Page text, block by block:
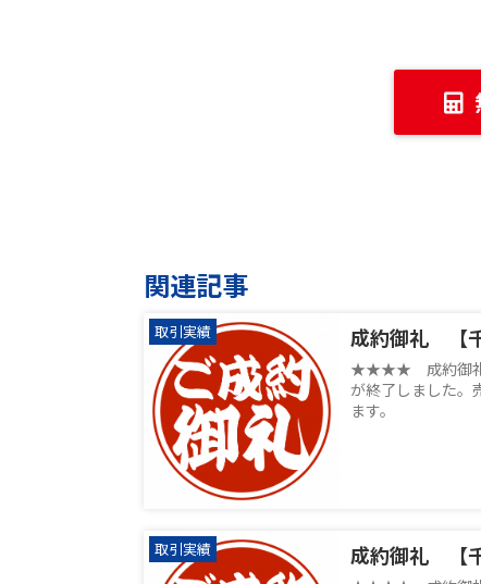
関連記事
取引実績 成約御礼 【
★★★★ 成約御
が終了しました。
ます。
取引実績 成約御礼 【